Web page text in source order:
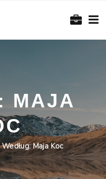
MAJA
Maja Koc